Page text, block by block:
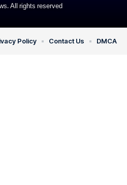
All rights reserved
Policy Contact Us DMCA